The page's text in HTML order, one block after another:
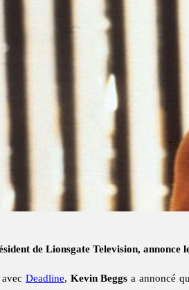
de Lionsgate Television, annonce
Deadline, Kevin Beggs a annoncé